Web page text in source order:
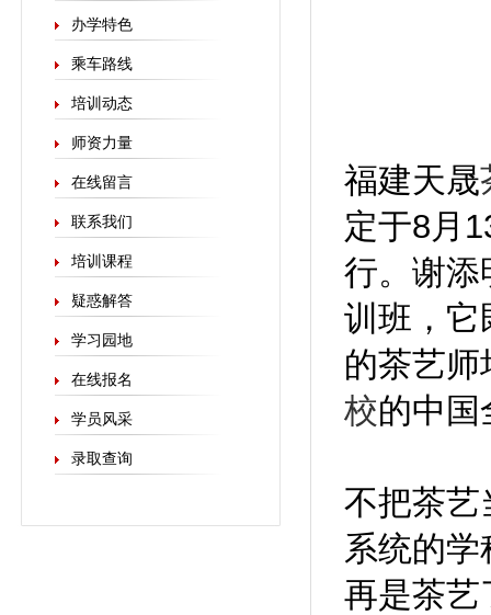
办学特色
乘车路线
培训动态
师资力量
在线留言
联系我们
培训课程
疑惑解答
学习园地
在线报名
学员风采
录取查询
福建天晟
定于8月
行。 谢添
训班，它
的茶艺
校的中
不把茶艺
系统的学
再是茶艺